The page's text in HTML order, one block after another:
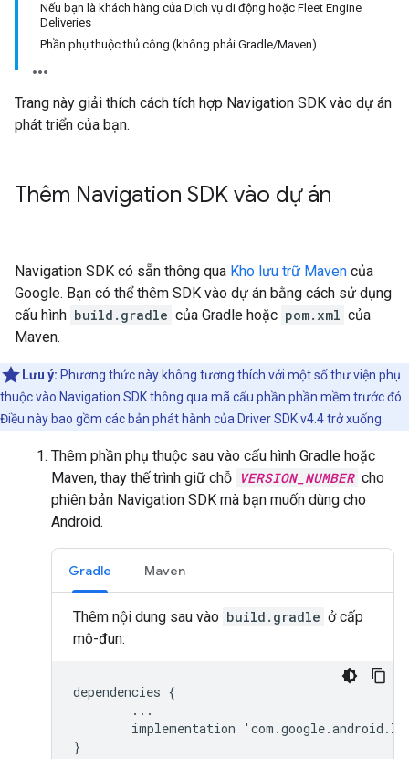
Nếu bạn là khách hàng của Dịch vụ di động hoặc Fleet Engine
Deliveries
Phần phụ thuộc thủ công (không phải Gradle/Maven)
Trang này giải thích cách tích hợp Navigation SDK vào dự án
phát triển của bạn.
Thêm Navigation SDK vào dự án
Navigation SDK có sẵn thông qua Kho lưu trữ Maven của
Google. Bạn có thể thêm SDK vào dự án bằng cách sử dụng
cấu hình build.gradle của Gradle hoặc pom.xml của
Maven.
Lưu ý: Phương thức này không tương thích với một số thư viện phụ
thuộc vào Navigation SDK thông qua mã cấu phần phần mềm trước đó.
Điều này bao gồm các bản phát hành của Driver SDK v4.4 trở xuống.
Thêm phần phụ thuộc sau vào cấu hình Gradle hoặc
Maven, thay thế trình giữ chỗ VERSION_NUMBER cho
phiên bản Navigation SDK mà bạn muốn dùng cho
Android.
Gradle Maven
Thêm nội dung sau vào build.gradle ở cấp
mô-đun:
dependencies {
...
implementation
' com .google.android .
}